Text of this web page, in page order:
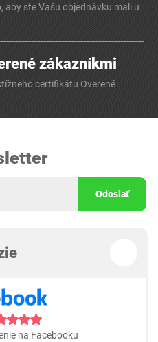
aby ste Vašu objednávku mali u
zákazníkmi
certifikátu Overené
Odoslať
na Facebooku